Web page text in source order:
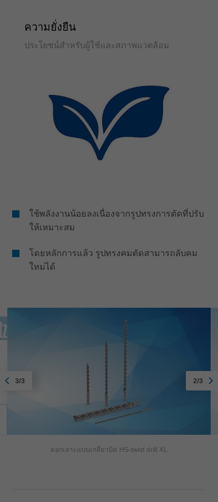
ความยั่งยืน
ประโยชน์สำหรับผู้ใช้และสภาพแวดล้อม
ใช้พลังงานน้อยลงเนื่องจากรูปทรงการตัดที่ปรับ
ให้เหมาะสม
โดยหลักการแล้ว รูปทรงคมตัดสามารถลับคม
ใหม่ได้
ดอกเจาะแบบเกลียวบิด HS-twist drill XL
3/3 2/3